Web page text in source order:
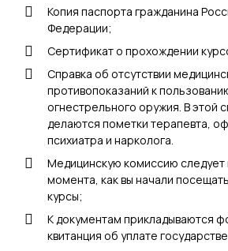
Копия паспорта гражданина
Федерации;
Сертификат о прохождении
Справка об отсутствии
противопоказаний к
огнестрельного оружия. В этой
делаются пометки терапевта,
психиатра и нарколога.
Медицинскую комиссию следует
момента, как вы начали
курсы;
К документам прикладываются
квитанция об уплате